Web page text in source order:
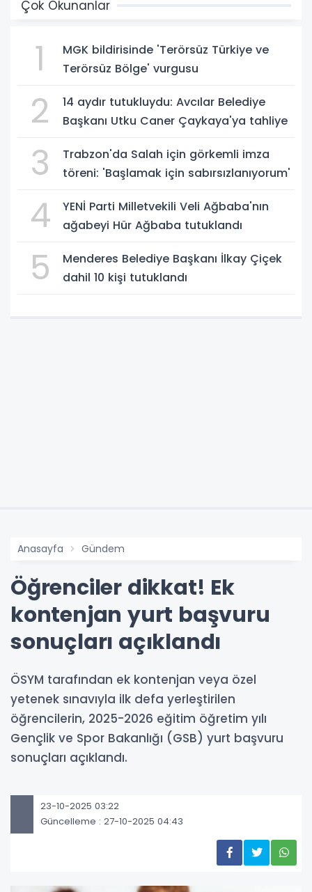
Çok Okunanlar
1
MGK bildirisinde 'Terörsüz Türkiye ve
Terörsüz Bölge' vurgusu
2
14 aydır tutukluydu: Avcılar Belediye
Başkanı Utku Caner Çaykaya'ya tahliye
3
Trabzon'da Salah için görkemli imza
töreni: 'Başlamak için sabırsızlanıyorum'
4
YENİ Parti Milletvekili Veli Ağbaba'nın
ağabeyi Hür Ağbaba tutuklandı
5
Menderes Belediye Başkanı İlkay Çiçek
dahil 10 kişi tutuklandı
Anasayfa Gündem
Öğrenciler dikkat! Ek
kontenjan yurt başvuru
sonuçları açıklandı
ÖSYM tarafından ek kontenjan veya özel
yetenek sınavıyla ilk defa yerleştirilen
öğrencilerin, 2025-2026 eğitim öğretim yılı
Gençlik ve Spor Bakanlığı (GSB) yurt başvuru
sonuçları açıklandı.
23-10-2025 03:22
Güncelleme : 27-10-2025 04:43